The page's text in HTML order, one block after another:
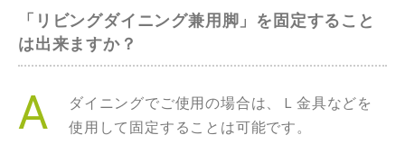
「リビングダイニング兼用脚」を固定すること
は出来ますか？
ダイニングでご使用の場合は、Ｌ金具などを
使用して固定することは可能です。